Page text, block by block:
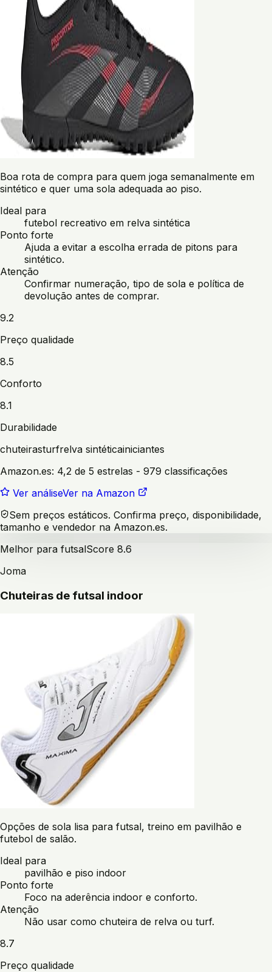
Boa rota de compra para quem joga semanalmente em
sintético e quer uma sola adequada ao piso.
Ideal para
futebol recreativo em relva sintética
Ponto forte
Ajuda a evitar a escolha errada de pitons para
sintético.
Atenção
Confirmar numeração, tipo de sola e política de
devolução antes de comprar.
9.2
Preço qualidade
8.5
Conforto
8.1
Durabilidade
chuteirasturfrelva sintéticainiciantes
Amazon.es: 4,2 de 5 estrelas - 979 classificações
Ver análiseVer na Amazon
Sem preços estáticos. Confirma preço, disponibilidade,
tamanho e vendedor na Amazon.es.
Melhor para futsalScore 8.6
Joma
Chuteiras de futsal indoor
Opções de sola lisa para futsal, treino em pavilhão e
futebol de salão.
Ideal para
pavilhão e piso indoor
Ponto forte
Foco na aderência indoor e conforto.
Atenção
Não usar como chuteira de relva ou turf.
8.7
Preço qualidade